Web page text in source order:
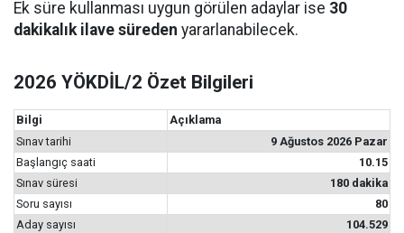
Ek süre kullanması uygun görülen adaylar ise 30
dakikalık ilave süreden yararlanabilecek.
2026 YÖKDİL/2 Özet Bilgileri
Bilgi
Açıklama
Sınav tarihi
9 Ağustos 2026 Pazar
Başlangıç saati
10.15
Sınav süresi
180 dakika
Soru sayısı
80
Aday sayısı
104.529